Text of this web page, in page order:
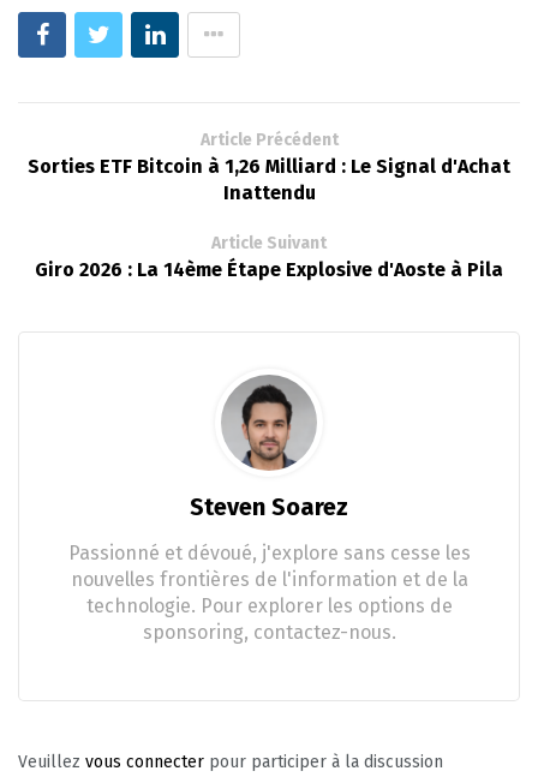
Article Précédent
Sorties ETF Bitcoin à 1,26 Milliard : Le Signal d'Achat
Inattendu
Article Suivant
Giro 2026 : La 14ème Étape Explosive d'Aoste à Pila
Steven Soarez
Passionné et dévoué, j'explore sans cesse les
nouvelles frontières de l'information et de la
technologie. Pour explorer les options de
sponsoring, contactez-nous.
Veuillez vous connecter pour participer à la discussion